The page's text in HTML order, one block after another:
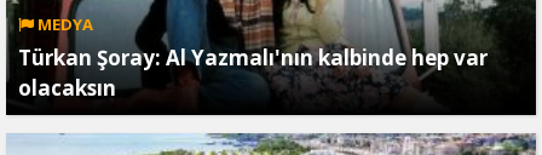
MEDYA
Türkan Şoray: Al Yazmalı'nın kalbinde hep var
olacaksın